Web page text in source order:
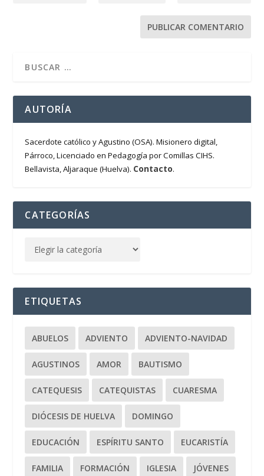
AUTORÍA
Sacerdote católico y Agustino (OSA). Misionero digital,
Párroco, Licenciado en Pedagogía por Comillas CIHS.
Bellavista, Aljaraque (Huelva). Contacto.
CATEGORÍAS
ETIQUETAS
ABUELOS ADVIENTO ADVIENTO-NAVIDAD
AGUSTINOS AMOR BAUTISMO
CATEQUESIS CATEQUISTAS CUARESMA
DIÓCESIS DE HUELVA DOMINGO
EDUCACIÓN ESPÍRITU SANTO EUCARISTÍA
FAMILIA FORMACIÓN IGLESIA JÓVENES